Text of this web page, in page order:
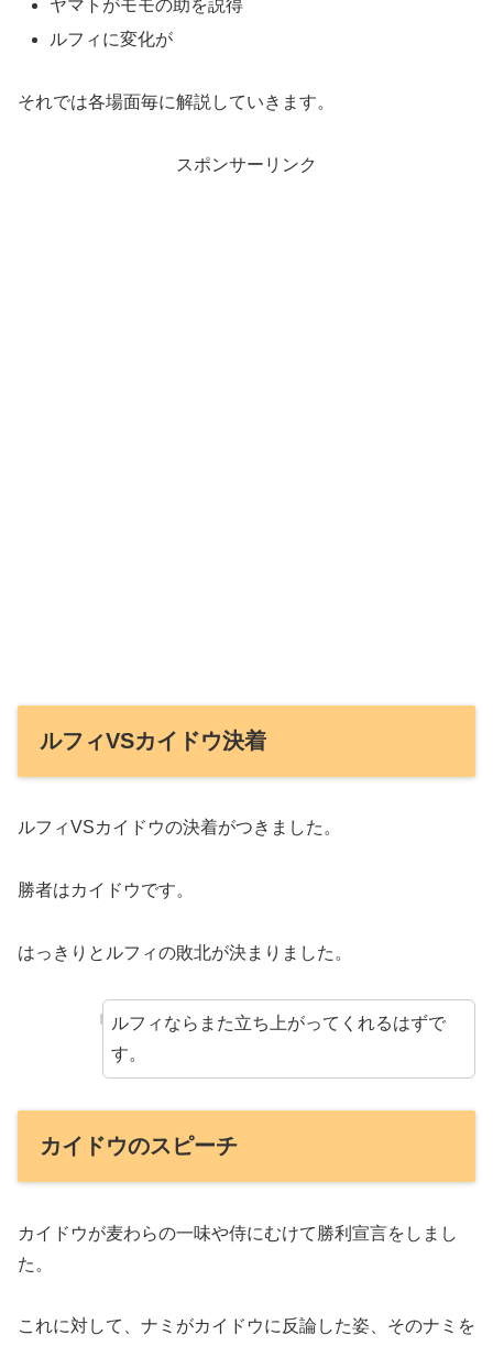
ヤマトがモモの助を説得
ルフィに変化が
それでは各場面毎に解説していきます。
スポンサーリンク
ルフィVSカイドウ決着
ルフィVSカイドウの決着がつきました。
勝者はカイドウです。
はっきりとルフィの敗北が決まりました。
ルフィならまた立ち上がってくれるはずで
す。
カイドウのスピーチ
カイドウが麦わらの一味や侍にむけて勝利宣言をしまし
た。
これに対して、ナミがカイドウに反論した姿、そのナミを